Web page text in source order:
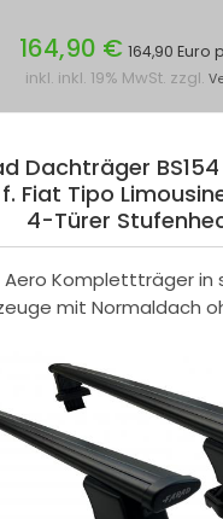
164,90 € 164,90 Euro
inkl. inkl. 19% MwSt. zzgl.
Dachträger BS154
Fiat Tipo
4-Türer
Aero Komplettträger in
mit Normaldach